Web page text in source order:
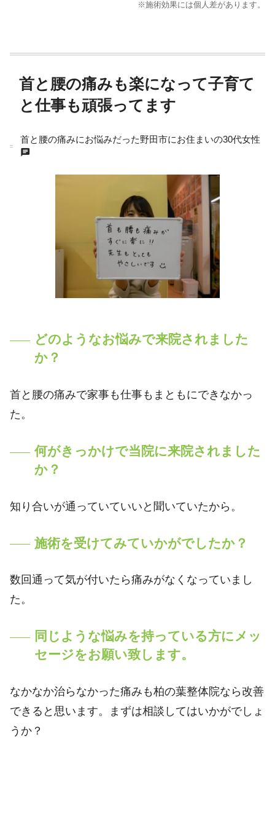
※施術効果には個人差があります。
首と腰の痛みも楽になって子育て
と仕事も頑張ってます
首と腰の痛みにお悩みだった野田市にお住まいの30代女性
chat
どのようなお悩みで来院されました
か？
首と腰の痛みで家事も仕事もまともにできなかっ
た。
何がきっかけで当院に来院されました
か？
知り合いが通っていていいと聞いていたから。
施術を受けてみていかがでしたか？
数回通って気が付いたら痛みがなくなっていまし
た。
同じような悩みを持っている方にメッ
セージをお願い致します。
なかなか治らなかった痛みも柏の葉整体院なら改善
できると思います。まずは相談してはいかがでしょ
うか？